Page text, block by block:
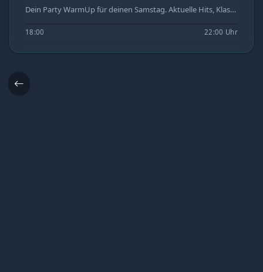
Dein Party WarmUp für deinen Samstag. Aktuelle Hits, Klassiker und coole Mixe erwarten dich in diesen vier Stunden. Einschalten, Zuhören und Vorglühen!!
18:00 22:00 Uhr